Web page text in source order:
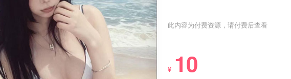
此内容为付费资源，请付费后查看
¥ 10